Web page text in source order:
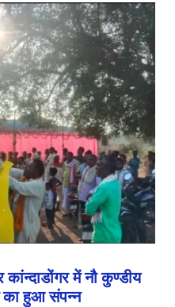
में नौ कुण्डीय
का हुआ संपन्न